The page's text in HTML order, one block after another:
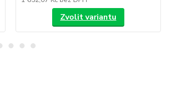
Zvolit variantu